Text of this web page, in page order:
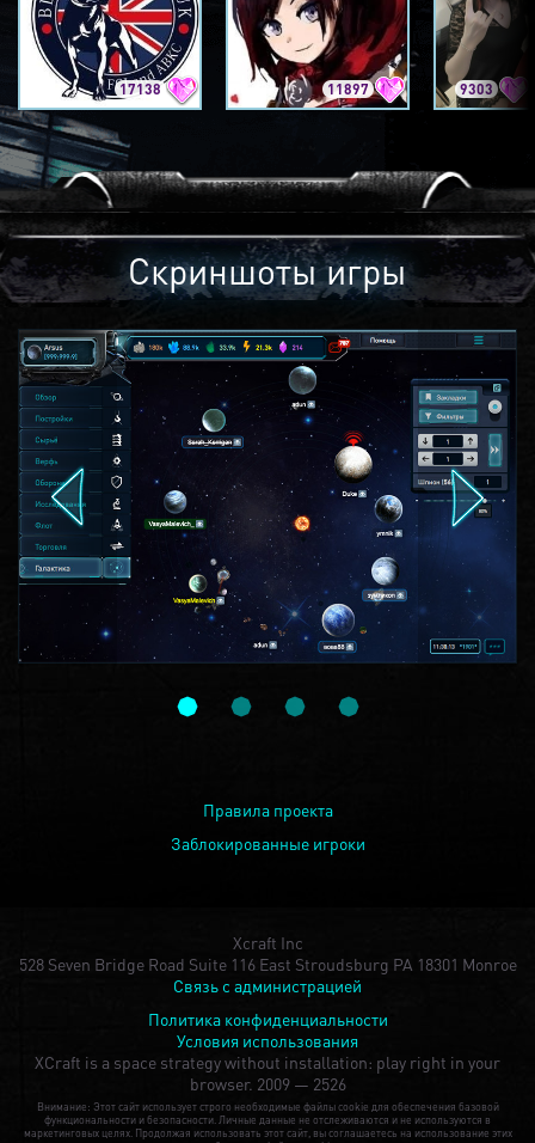
17138 11897 9303
Скриншоты игры
Правила проекта
Заблокированные игроки
Xcraft Inc
528 Seven Bridge Road Suite 116 East Stroudsburg PA 18301 Monroe
Связь с администрацией
Политика конфиденциальности
Условия использования
XCraft is a space strategy without installation: play right in your
browser. 2009 — 2526
Внимание: Этот сайт использует строго необходимые файлы cookie для обеспечения базовой
функциональности и безопасности. Личные данные не отслеживаются и не используются в
маркетинговых целях. Продолжая использовать этот сайт, вы соглашаетесь на использование этих